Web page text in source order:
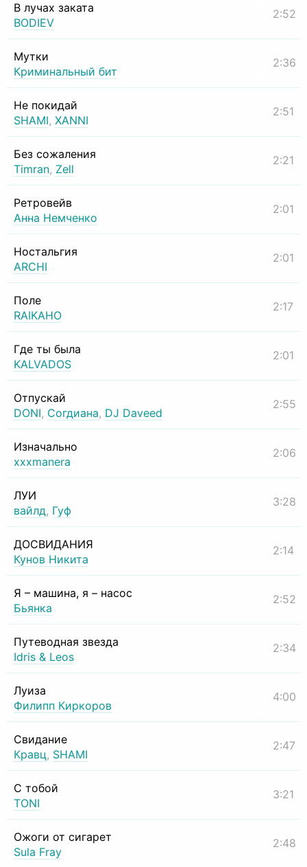
В лучах заката
BODIEV
2:52
Мутки
Криминальный бит
2:36
Не покидай
SHAMI, XANNI
2:51
Без сожаления
Timran, Zell
2:21
Ретровейв
Анна Немченко
2:01
Ностальгия
ARCHI
2:01
Поле
RAIKAHO
2:17
Где ты была
KALVADOS
2:01
Отпускай
DONI, Согдиана, DJ Daveed
2:55
Изначально
xxxmanera
2:06
ЛУИ
вайлд, Гуф
3:28
ДОСВИДАНИЯ
Кунов Никита
2:14
Я – машина, я – насос
Бьянка
2:52
Путеводная звезда
Idris & Leos
2:34
Луиза
Филипп Киркоров
4:00
Свидание
Кравц, SHAMI
2:47
С тобой
TONI
3:21
Ожоги от сигарет
Sula Fray
2:48